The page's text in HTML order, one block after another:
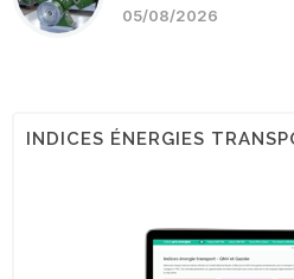
05/08/2026
INDICES ÉNERGIES